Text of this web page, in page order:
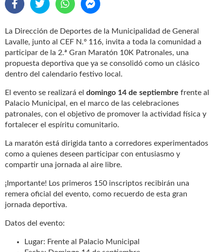
La Dirección de Deportes de la Municipalidad de General
Lavalle, junto al CEF N.º 116, invita a toda la comunidad a
participar de la 2.ª Gran Maratón 10K Patronales, una
propuesta deportiva que ya se consolidó como un clásico
dentro del calendario festivo local.
El evento se realizará el domingo 14 de septiembre frente al
Palacio Municipal, en el marco de las celebraciones
patronales, con el objetivo de promover la actividad física y
fortalecer el espíritu comunitario.
La maratón está dirigida tanto a corredores experimentados
como a quienes deseen participar con entusiasmo y
compartir una jornada al aire libre.
¡Importante! Los primeros 150 inscriptos recibirán una
remera oficial del evento, como recuerdo de esta gran
jornada deportiva.
Datos del evento:
Lugar: Frente al Palacio Municipal